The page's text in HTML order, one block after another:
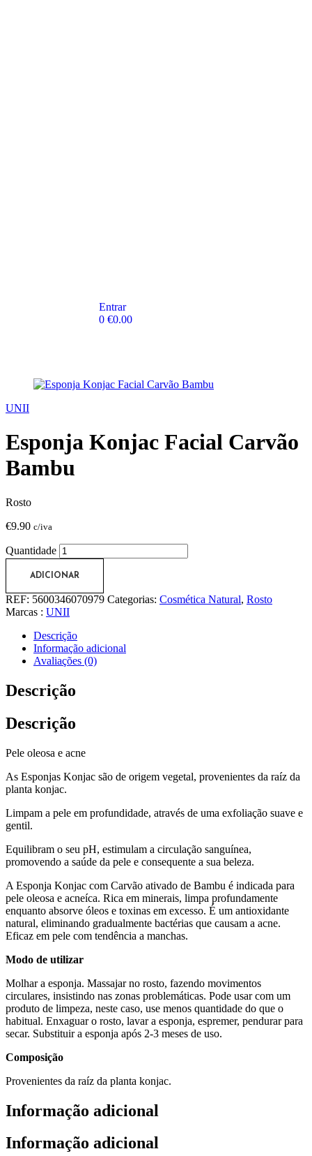
Entrar
0 €0.00
UNII
Esponja Konjac Facial Carvão
Bambu
Rosto
€9.90 c/iva
Quantidade
ADICIONAR
REF: 5600346070979 Categorias: Cosmética Natural, Rosto
Marcas : UNII
Descrição
Informação adicional
Avaliações (0)
Descrição
Descrição
Pele oleosa e acne
As Esponjas Konjac são de origem vegetal, provenientes da raíz da
planta konjac.
Limpam a pele em profundidade, através de uma exfoliação suave e
gentil.
Equilibram o seu pH, estimulam a circulação sanguínea,
promovendo a saúde da pele e consequente a sua beleza.
A Esponja Konjac com Carvão ativado de Bambu é indicada para
pele oleosa e acneíca. Rica em minerais, limpa profundamente
enquanto absorve óleos e toxinas em excesso. É um antioxidante
natural, eliminando gradualmente bactérias que causam a acne.
Eficaz em pele com tendência a manchas.
Modo de utilizar
Molhar a esponja. Massajar no rosto, fazendo movimentos
circulares, insistindo nas zonas problemáticas. Pode usar com um
produto de limpeza, neste caso, use menos quantidade do que o
habitual. Enxaguar o rosto, lavar a esponja, espremer, pendurar para
secar. Substituir a esponja após 2-3 meses de uso.
Composição
Provenientes da raíz da planta konjac.
Informação adicional
Informação adicional